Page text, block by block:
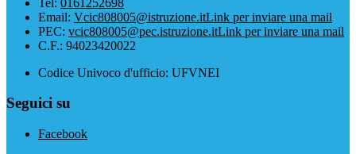
Email: Vcic808005@istruzione.itLink per inviare una mail
PEC: vcic808005@pec.istruzione.itLink per inviare una mail
C.F.: 94023420022
Codice Univoco d'ufficio: UFVNEI
Seguici su
Facebook